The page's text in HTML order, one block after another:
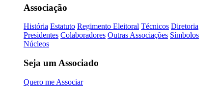
Associação
História Estatuto Regimento Eleitoral Técnicos Diretoria
Presidentes Colaboradores Outras Associações Símbolos
Núcleos
Seja um Associado
Quero me Associar